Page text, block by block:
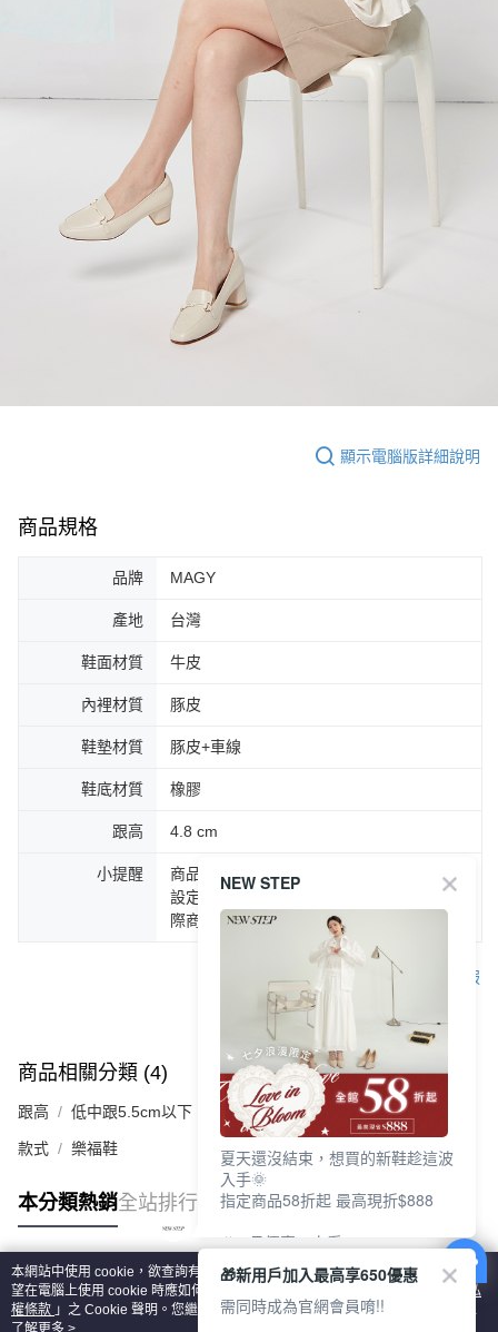
顯示電腦版詳細說明
商品規格
品牌 MAGY
產地 台灣
鞋面材質 牛皮
內裡材質 豚皮
鞋墊材質 豚皮+車線
鞋底材質 橡膠
跟高 4.8 cm
小提醒
商品圖片顏色會因拍攝燈光環境或個人螢幕
設定不同，而造成部份色差現象，顏色以實
際商品為主。
客服
商品相關分類 (4) 查看全部
跟高 低中跟5.5cm以下
款式 樂福鞋
本分類熱銷全站排行
熱門標籤
本網站中使用 cookie，欲查詢有關本網站使用 cookie 方式之詳情，及若您不希
望在電腦上使用 cookie 時應如何變更電腦的 cookie 設定，請參閱本網站「
隱私
權條款 」之 Cookie 聲明。您繼續使用本網站即表示您同意本公司得按本網站使
用條款之 Cookie 聲明使用 cookie。
了解更多 >
NEW STEP
夏天還沒結束，想買的新鞋趁這波
入手🌞
指定商品58折起 最高現折$888
🎉 8月優惠一次看
①LINE購物最高10%回饋
②每周限定品現折200
③指定商品58折起 最高現折$888
🎁新用戶加入最高享650優惠
需同時成為官網會員唷!!